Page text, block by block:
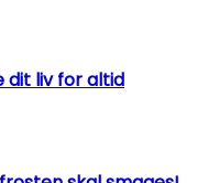
dit liv for altid